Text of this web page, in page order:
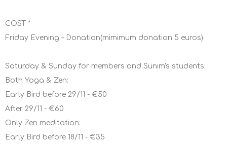
COST *
Friday Evening – Donation(mimimum donation 5 euros)
Saturday & Sunday for members and Sunim's students:
Both Yoga & Zen:
Early Bird before 29/11 - €50
After 29/11 - €60
Only Zen meditation:
Early Bird before 18/11 - €35